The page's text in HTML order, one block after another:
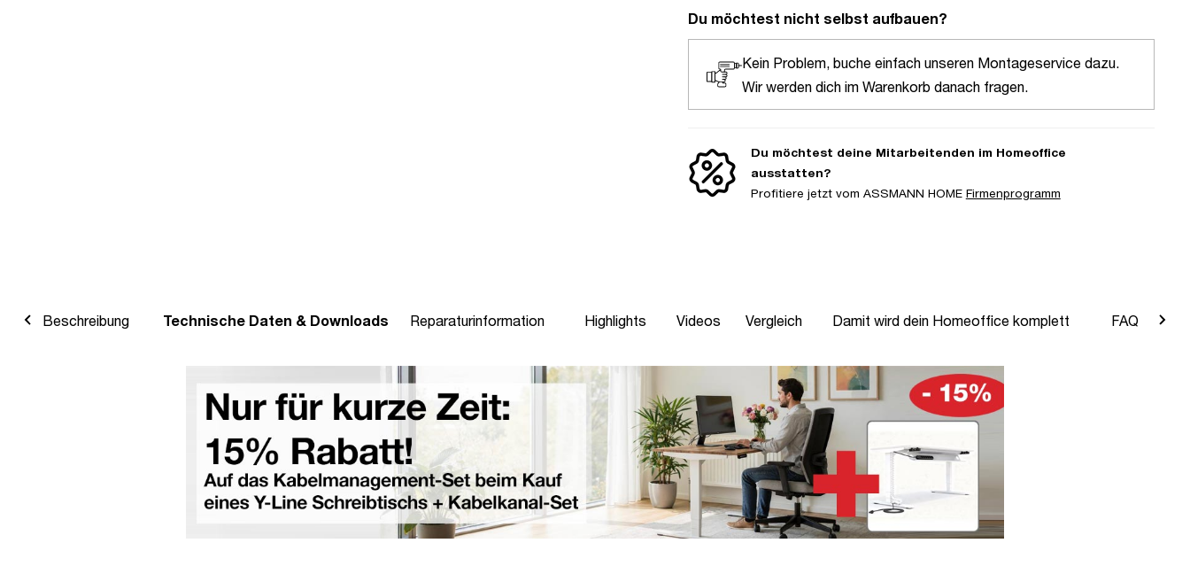
Du möchtest nicht selbst aufbauen?
Kein Problem, buche einfach unseren Montageservice dazu.
Wir werden dich im Warenkorb danach fragen.
Du möchtest deine Mitarbeitenden im Homeoffice
ausstatten?
Profitiere jetzt vom ASSMANN HOME Firmenprogramm
Beschreibung Technische Daten & Downloads Reparaturinformation Highlights Videos Vergleich Damit wird dein Homeoffice komplett FAQ